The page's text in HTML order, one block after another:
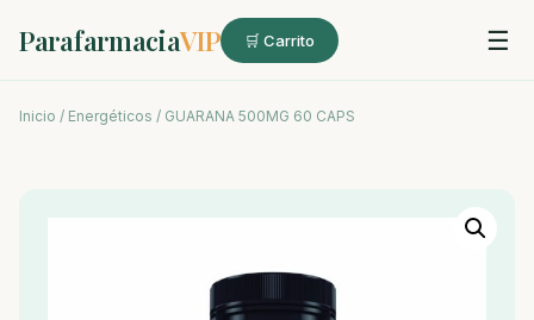
ParafarmaciaVIP 🛒 Carrito ☰
Inicio / Energéticos / GUARANA 500MG 60 CAPS